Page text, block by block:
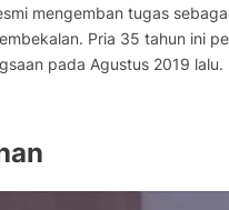
mengemban tugas
Pria 35 tahun ini
pada Agustus 2019 lalu.